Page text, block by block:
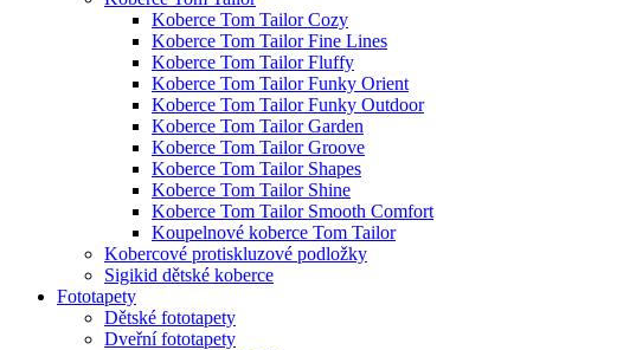
Koberce Tom Tailor Cozy
Koberce Tom Tailor Fine Lines
Koberce Tom Tailor Fluffy
Koberce Tom Tailor Funky Orient
Koberce Tom Tailor Funky Outdoor
Koberce Tom Tailor Garden
Koberce Tom Tailor Groove
Koberce Tom Tailor Shapes
Koberce Tom Tailor Shine
Koberce Tom Tailor Smooth Comfort
Koupelnové koberce Tom Tailor
Kobercové protiskluzové podložky
Sigikid dětské koberce
Fototapety
Dětské fototapety
Dveřní fototapety